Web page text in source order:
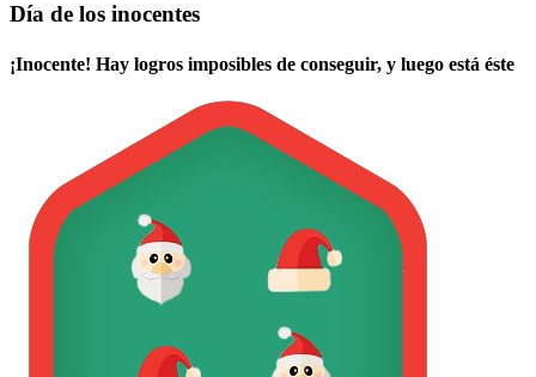
Día de los inocentes
¡Inocente! Hay logros imposibles de conseguir, y luego está éste